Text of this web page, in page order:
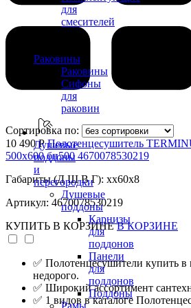
для
смесителей
Раковины
Раковины
Сифоны
для
раковин
Душевые
поддоны
и
перегородки
Душевые
поддоны
Карнизы
для
поддонов
Панели
для
поддонов
Поддоны
Сортировка по:
10 490 РПолотенцесушитель
500х600 бп500 4670078530219
Габариты (Д Ш В Г): xx60x8
Артикул: 4670078530219
КУПИТЬ В КОРЗИНЕ В КОРЗИНЕ
✅ Полотенцесушители купить в
недорого.
✅ Широкий ассортимент
✅ 1 видов в каталоге